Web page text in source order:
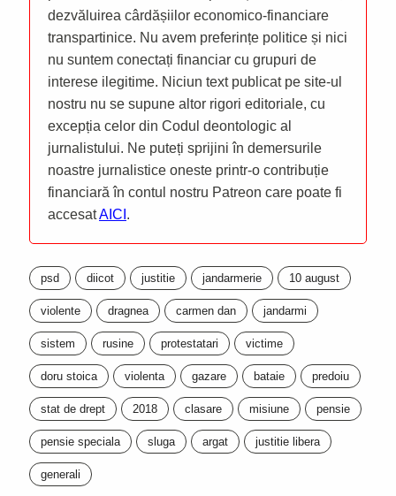
dezvăluirea cârdășiilor economico-financiare
transpartinice. Nu avem preferințe politice și nici
nu suntem conectați financiar cu grupuri de
interese ilegitime. Niciun text publicat pe site-ul
nostru nu se supune altor rigori editoriale, cu
excepția celor din Codul deontologic al
jurnalistului. Ne puteți sprijini în demersurile
noastre jurnalistice oneste printr-o contribuție
financiară în contul nostru Patreon care poate fi
accesatAICI .
psd diicot justitie jandarmerie 10 august
violente dragnea carmen dan jandarmi
sistem rusine protestatari victime
doru stoica violenta gazare bataie predoiu
stat de drept 2018 clasare misiune pensie
pensie speciala sluga argat justitie libera
generali